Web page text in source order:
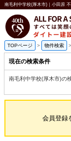
南毛利中学校(厚木市)｜小田原
TOPページ > 物件検索 >
現在の検索条件
南毛利中学校(厚木市)の
会員登録